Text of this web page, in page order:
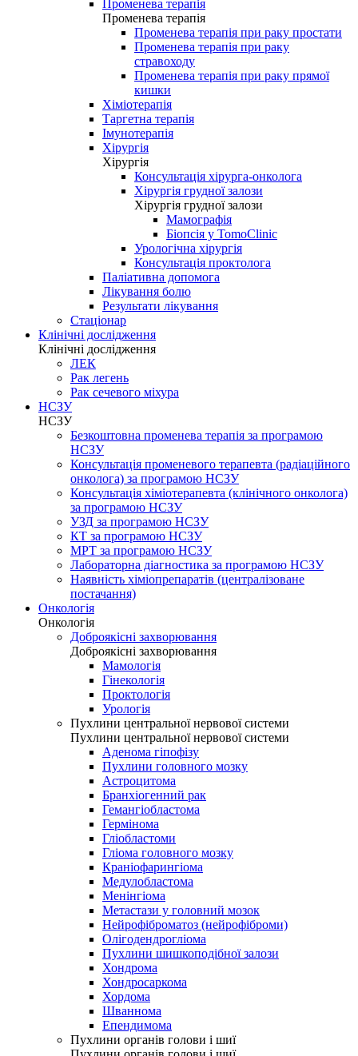
Променева терапія
Променева терапія
Променева терапія при раку простати
Променева терапія при раку
стравоходу
Променева терапія при раку прямої
кишки
Хіміотерапія
Таргетна терапія
Імунотерапія
Хірургія
Хірургія
Консультація хірурга-онколога
Хірургія грудної залози
Хірургія грудної залози
Мамографія
Біопсія у TomoClinic
Урологічна хірургія
Консультація проктолога
Паліативна допомога
Лікування болю
Результати лікування
Стаціонар
Клінічні дослідження
Клінічні дослідження
ЛЕК
Рак легень
Рак сечевого міхура
НСЗУ
НСЗУ
Безкоштовна променева терапія за програмою
НСЗУ
Консультація променевого терапевта (радіаційного
онколога) за програмою НСЗУ
Консультація хіміотерапевта (клінічного онколога)
за програмою НСЗУ
УЗД за програмою НСЗУ
КТ за програмою НСЗУ
МРТ за програмою НСЗУ
Лабораторна діагностика за програмою НСЗУ
Наявність хіміопрепаратів (централізоване
постачання)
Онкологія
Онкологія
Доброякісні захворювання
Доброякісні захворювання
Мамологія
Гінекологія
Проктологія
Урологія
Пухлини центральної нервової системи
Пухлини центральної нервової системи
Аденома гіпофізу
Пухлини головного мозку
Астроцитома
Бранхіогенний рак
Гемангіобластома
Гермінома
Гліобластоми
Гліома головного мозку
Краніофарингіома
Медулобластома
Менінгіома
Метастази у головний мозок
Нейрофіброматоз (нейрофіброми)
Олігодендрогліома
Пухлини шишкоподібної залози
Хондрома
Хондросаркома
Хордома
Шваннома
Епендимома
Пухлини органів голови і шиї